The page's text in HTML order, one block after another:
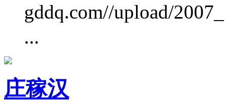
gddq.com//upload/
...
庄稼汉